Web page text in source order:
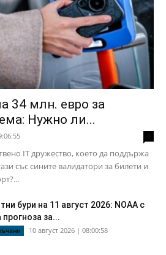
34 млн. евро за
Нужно ли...
IT дружество, което да поддържа
със сините валидатори за билети и
бури на 11 август 2026: NOAA с
за...
10 август 2026 | 08:00:58